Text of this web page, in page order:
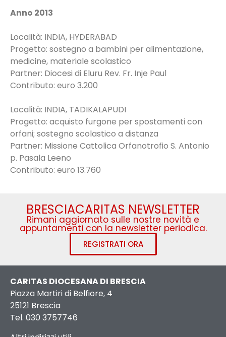
Anno 2013
Località: INDIA, HYDERABAD
Progetto: sostegno a bambini per alimentazione,
medicine, materiale scolastico
Partner: Diocesi di Eluru Rev. Fr. Inje Paul
Contributo: euro 3.200
Località: INDIA, TADIKALAPUDI
Progetto: acquisto furgone per spostamenti con
orfani; sostegno scolastico a distanza
Partner: Missione Cattolica Orfanotrofio S. Antonio
p. Pasala Leeno
Contributo: euro 13.760
BRESCIACARITAS NEWSLETTER
Rimani aggiornato sulle nostre novità e
appuntamenti con la newsletter periodica.
REGISTRATI ORA
CARITAS DIOCESANA DI BRESCIA
Piazza Martiri di Belfiore, 4
25121 Brescia
Tel. 030 3757746